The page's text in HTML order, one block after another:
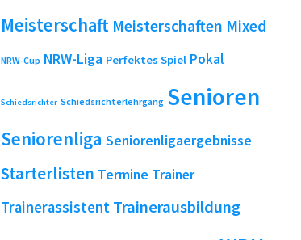
Meisterschaft Meisterschaften Mixed
NRW-Cup NRW-Liga Perfektes Spiel Pokal
Schiedsrichter Schiedsrichterlehrgang Senioren
Seniorenliga Seniorenligaergebnisse
Starterlisten Termine Trainer
Trainerassistent Trainerausbildung